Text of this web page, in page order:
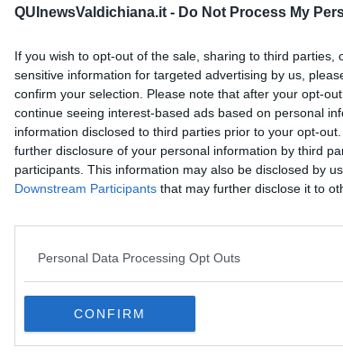
QUInewsValdichiana.it - Do Not Process My
If you wish to opt-out of the sale, sharing to third parties,
sensitive information for targeted advertising by us,
confirm your selection. Please note that after your opt-
continue seeing interest-based ads based on personal
information disclosed to third parties prior to your opt-
further disclosure of your personal information by third
participants. This information may also be disclosed by
Downstream Participants that may further disclose it to
Personal Data Processing Opt Outs
CONFIRM
Il ringraziamento va ai cittadini che hanno capito
di questi investimenti necessari per calmierare una tariffa
risposto, come dicono i dati, raddoppiando in pochi
Franci -non siamo ancora soddisfatti del lavoro del
evidenzi troppe mancanze sui nostri territori. Chiederemo
Sud che i Comuni che hanno raggiunto le
abbiano una maggiore tutela economica.”
della Toscana iscriviti allaNewsletter QUInews -
direttamente nella tua casella di posta.